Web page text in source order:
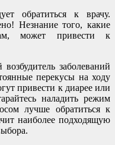
обратиться к врачу.
Незнание того, какие
может привести к
заболеваний
перекусы на ходу
привести к диарее или
наладить режим
лучше обратиться к
наиболее подходящую